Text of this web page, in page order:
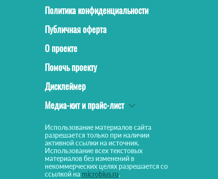
Политика конфиденциальности
Публичная оферта
О проекте
Помочь проекту
Дисклеймер
Медиа-кит и прайс-лист
Использование материалов сайта
разрешается только при наличии
активной ссылки на источник.
Использование всех текстовых
материалов без изменений в
некоммерческих целях разрешается со
ссылкой на microbius.ru.